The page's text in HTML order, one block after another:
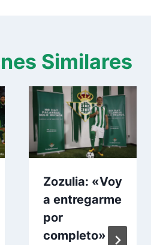
Similares
Zozulia: «Voy
a entregarme
por
completo»